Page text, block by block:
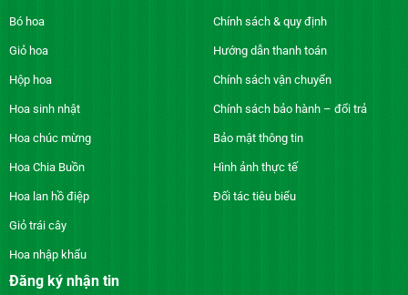
Bó hoa
Giỏ hoa
Hộp hoa
Hoa sinh nhật
Hoa chúc mừng
Hoa Chia Buồn
Hoa lan hồ điệp
Giỏ trái cây
Hoa nhập khẩu
Chính sách & quy định
Hướng dẫn thanh toán
Chính sách vận chuyển
Chính sách bảo hành – đổi trả
Bảo mật thông tin
Hình ảnh thực tế
Đối tác tiêu biểu
Đăng ký nhận tin